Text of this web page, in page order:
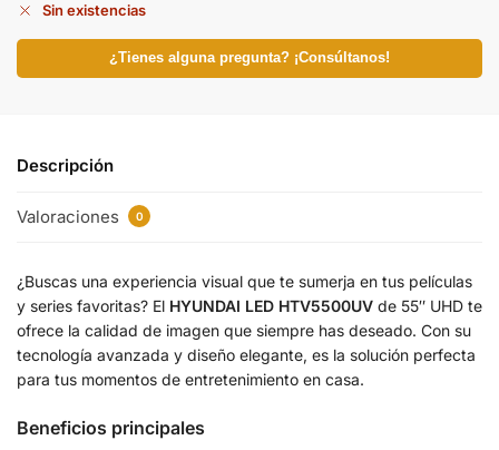
Sin existencias
¿Tienes alguna pregunta? ¡Consúltanos!
Descripción
Valoraciones 0
¿Buscas una experiencia visual que te sumerja en tus películas
y series favoritas? El HYUNDAI LED HTV5500UV de 55″ UHD te
ofrece la calidad de imagen que siempre has deseado. Con su
tecnología avanzada y diseño elegante, es la solución perfecta
para tus momentos de entretenimiento en casa.
Beneficios principales